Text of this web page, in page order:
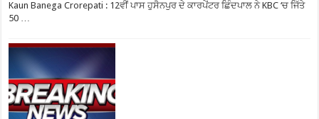
Kaun Banega Crorepati : 12ਵੀਂ ਪਾਸ ਹੁਸੈਨਪੁਰ ਦੇ ਕਾਰਪੇਂਟਰ ਛਿੰਦਪਾਲ ਨੇ KBC ‘ਚ ਜਿੱਤੇ
50 …